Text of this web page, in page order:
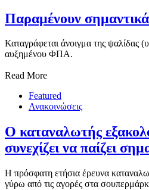
Παραμένουν
Καταγράφεται άνοιγμα της
αυξημένου ΦΠΑ.
Read More
Featured
Ανακοινώσεις
Ο καταναλωτής
συνεχίζει να παίζει
Η πρόσφατη ετήσια έρευνα
γύρω από τις αγορές στα